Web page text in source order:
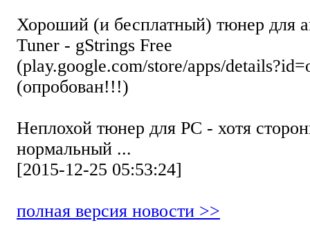
Хороший (и бесплатный) тюнер для
Tuner - gStrings Free
(play.google.com/store/apps/
(опробован!!!)
Неплохой тюнер для РС - хотя
нормальный ...
[2015-12-25 05:53:24]
полная версия новости >>